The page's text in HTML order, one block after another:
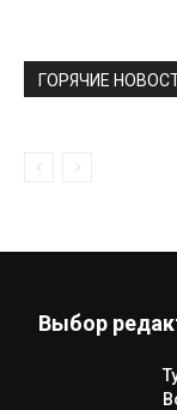
ГОРЯЧИЕ
Выбор